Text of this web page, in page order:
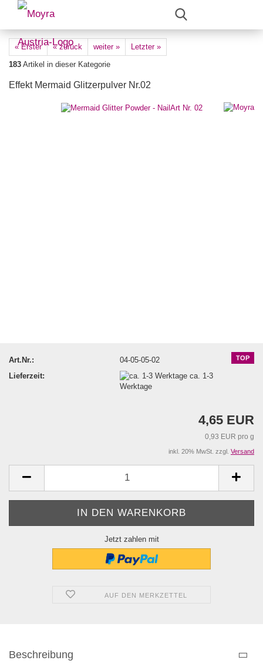
« Erster « zurück weiter »
Letzter »
183 Artikel in dieser Kategorie
Effekt Mermaid Glitzerpulver Nr.02
TOP
Art.Nr.:
04-05-05-02
Lieferzeit:
ca. 1-3
Werktage
4,65 EUR
0,93 EUR pro g
inkl. 20% MwSt. zzgl. Versand
Jetzt zahlen mit
AUF DEN MERKZETTEL
Beschreibung